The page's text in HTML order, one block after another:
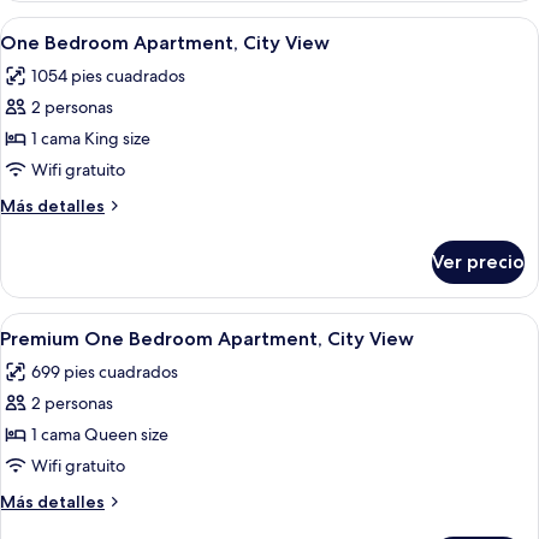
Abrir
todas
las
fotos
de
One
Bedroom
Apartment,
View
Caja de seguridad en la habitación,
1
One Bedroom Apartment, City View
1054 pies cuadrados
2 personas
1 cama King size
Wifi gratuito
Más detalles
Más
Bedroom
Apartment,
City
Ver precio
Abrir
todas
las
fotos
de
Premium
One
Bedroom
1
Premium One Bedroom Apartment, City View
699 pies cuadrados
2 personas
1 cama Queen size
Wifi gratuito
Más detalles
Más